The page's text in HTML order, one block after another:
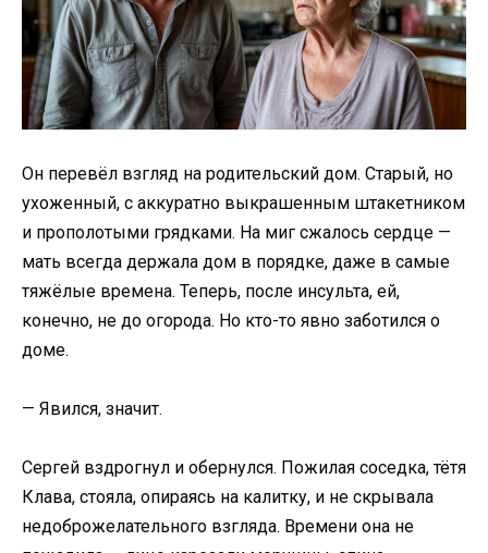
Он перевёл взгляд на родительский дом. Старый, но
ухоженный, с аккуратно выкрашенным штакетником
и прополотыми грядками. На миг сжалось сердце —
мать всегда держала дом в порядке, даже в самые
тяжёлые времена. Теперь, после инсульта, ей,
конечно, не до огорода. Но кто-то явно заботился о
доме.
— Явился, значит.
Сергей вздрогнул и обернулся. Пожилая соседка, тётя
Клава, стояла, опираясь на калитку, и не скрывала
недоброжелательного взгляда. Времени она не